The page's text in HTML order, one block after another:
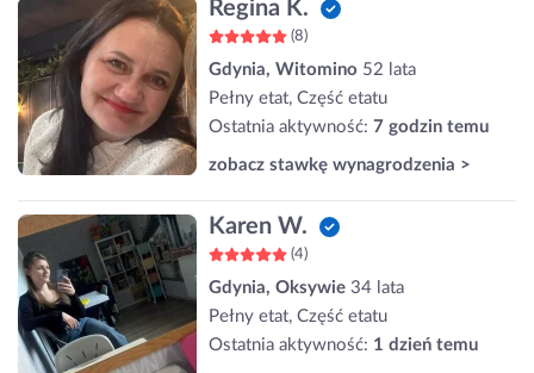
Regina K.
(8)
Gdynia, Witomino 52 lata
Pełny etat, Część etatu
Ostatnia aktywność: 7 godzin temu
zobacz stawkę wynagrodzenia >
Karen W.
(4)
Gdynia, Oksywie 34 lata
Pełny etat, Część etatu
Ostatnia aktywność: 1 dzień temu